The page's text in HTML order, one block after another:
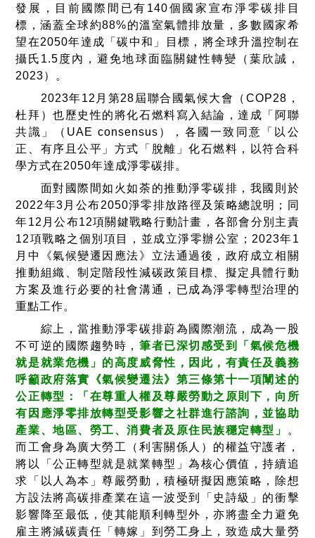
發展，目前國際間已有 140個國家宣布淨零碳排目
標，涵蓋全球約88%的溫室氣體排放量，多數國家希
望在2050年達成「碳中和」目標，將全球升溫控制在
攝氏 1.5 度內，避免地球面臨關鍵性轉變（葉欣誠，
2023）。
2023年12 月第28 屆聯合國氣候大會（COP28 ，
杜拜）也歷史性的將化石燃料寫入結論，達成「阿聯
共識」（ UAE consensus ），各國一致同意「以公
正、有序且公平」方式「脫離」化石燃料，以符合科
學方式在2050年達成淨零碳排。
面對國際間如火如荼的推動淨零碳排，我國則於
2022年3 月公布2050淨零排放路徑及策略總說明；同
年12 月公布12項關鍵戰略行動計畫，各部會分別主責
12項戰略之個別項目，並成立淨零辦公室； 2023年1
月中《氣候變遷因應法》立法通過後，政府成立相關
推動組織、制定階段性減碳政策目標、擬定具體行動
方案及進行必要的社會溝通，已成為淨零轉型治理的
重點工作。
綜上，當推動淨零碳排蔚為國際潮流，成為一股
不可逆的國際趨勢時， 筆者已深切感受到「氣候危機
就是就業危機」的高度威脅性，因此，有責任及義務
呼籲政府落實《氣候變遷法》第三條第十一項闡述的
公正轉型：「在尊重人權及尊嚴勞動之原則下，向所
有因應淨零排放轉型受影響之社群進行諮詢，並協助
產業、地區、勞工、消費者及原住民族穩定轉型」
。
而工會身為廣大勞工（利害關係人）的權益守護者，
將以「公正轉型就是就業轉型」為核心價值，持續追
求「以人為本」尊嚴勞動，積極研擬因應策略，除想
方設法將高碳排產業在這一波受到「史詩級」的衝擊
影響降至最低，使其能順利轉型外，亦將盡全力避免
雇主將減碳責任「轉嫁」到勞工身上，致造成大量勞